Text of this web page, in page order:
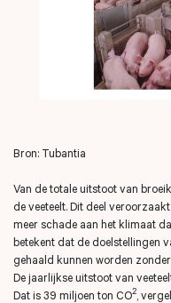
Bron: Tubantia
Van de totale uitstoot van
de veeteelt. Dit deel
meer schade aan het klimaat
betekent dat de doelstellingen
gehaald kunnen worden
De jaarlijkse uitstoot van
Dat is 39 miljoen ton CO2,